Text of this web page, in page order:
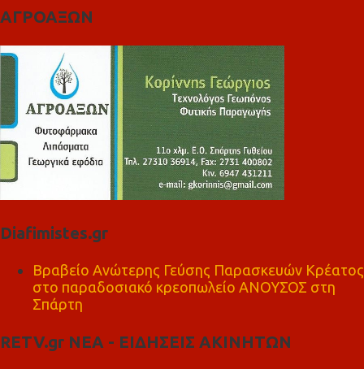
ΑΓΡΟΑΞΩΝ
Diafimistes.gr
Βραβείο Ανώτερης Γεύσης Παρασκευών Κρέατος
στο παραδοσιακό κρεοπωλείο ΑΝΟΥΣΟΣ στη
Σπάρτη
RETV.gr ΝΕΑ - ΕΙΔΗΣΕΙΣ ΑΚΙΝΗΤΩΝ